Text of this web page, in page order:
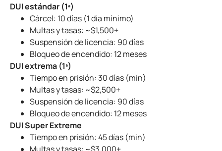
DUI estándar (1ª)
Cárcel: 10 días (1 día mínimo)
Multas y tasas: ~$1,500+
Suspensión de licencia: 90 días
Bloqueo de encendido: 12 meses
DUI extrema (1ª)
Tiempo en prisión: 30 días (min)
Multas y tasas: ~$2,500+
Suspensión de licencia: 90 días
Bloqueo de encendido: 12 meses
DUI Super Extreme
Tiempo en prisión: 45 días (min)